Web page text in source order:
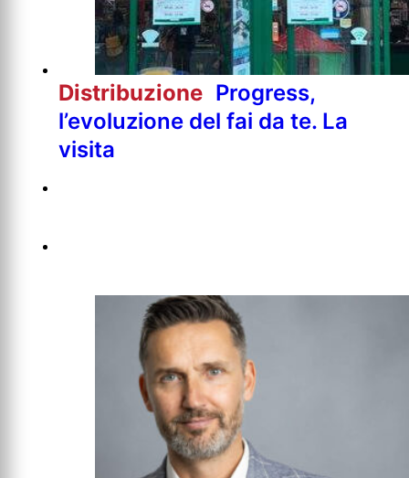
Distribuzione Progress,
l’evoluzione del fai da te. La
visita